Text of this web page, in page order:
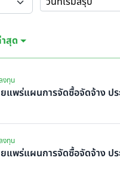
สุด
งทุน
ยแพร่แผนการจัดซื้อจัดจ้าง ป
งทุน
ยแพร่แผนการจัดซื้อจัดจ้าง ป